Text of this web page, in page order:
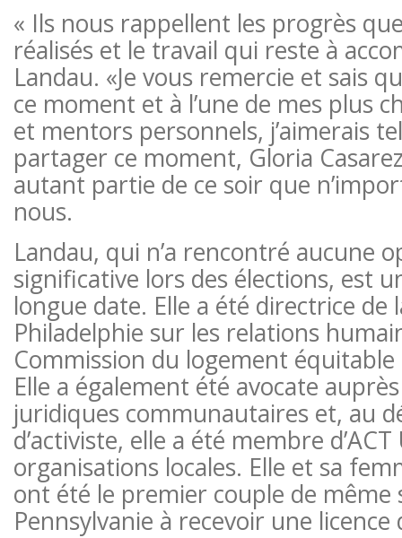
« Ils nous rappellent les progrès
réalisés et le travail qui reste à
Landau. «Je vous remercie et sais
ce moment et à l’une de mes plus
et mentors personnels, j’aimerais
partager ce moment, Gloria
autant partie de ce soir que
nous.
Landau, qui n’a rencontré aucune
significative lors des élections, est
longue date. Elle a été directrice de
Philadelphie sur les relations
Commission du logement
Elle a également été avocate
juridiques communautaires et, au
d’activiste, elle a été membre d’ACT
organisations locales. Elle et sa
ont été le premier couple de même
Pennsylvanie à recevoir une licence